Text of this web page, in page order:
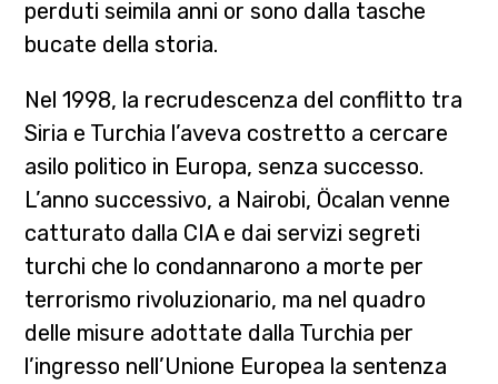
perduti seimila anni or sono dalla tasche
bucate della storia.
Nel 1998, la recrudescenza del conflitto tra
Siria e Turchia l’aveva costretto a cercare
asilo politico in Europa, senza successo.
L’anno successivo, a Nairobi, Öcalan venne
catturato dalla CIA e dai servizi segreti
turchi che lo condannarono a morte per
terrorismo rivoluzionario, ma nel quadro
delle misure adottate dalla Turchia per
l’ingresso nell’Unione Europea la sentenza